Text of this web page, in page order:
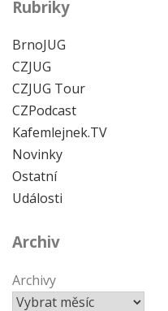
Rubriky
BrnoJUG
CZJUG
CZJUG Tour
CZPodcast
Kafemlejnek.TV
Novinky
Ostatní
Události
Archiv
Archivy